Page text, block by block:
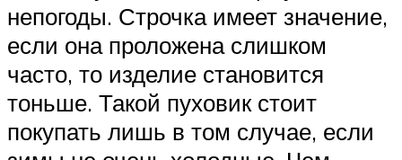
непогоды. Строчка имеет значение,
если она проложена слишком
часто, то изделие становится
тоньше. Такой пуховик стоит
покупать лишь в том случае, если